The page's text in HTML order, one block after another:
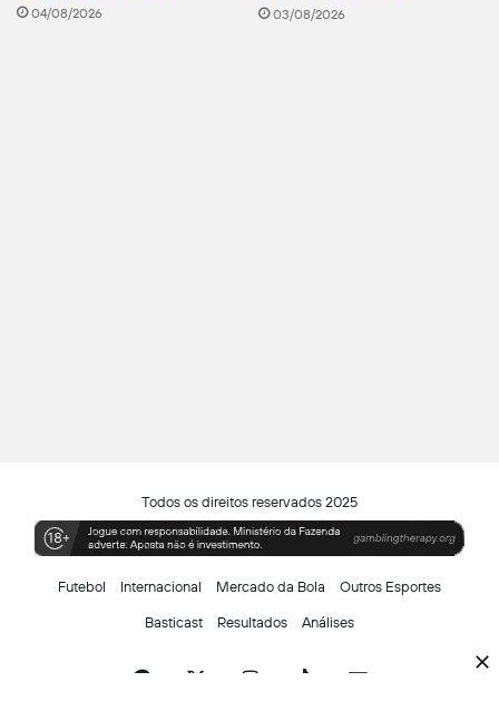
04/08/2026 03/08/2026
Todos os direitos reservados 2025
Futebol Internacional Mercado da Bola Outros Esportes
Basticast Resultados Análises
Facebook InstagramTikTokSiga-